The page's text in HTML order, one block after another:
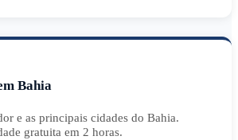
Bahia
e as principais cidades do Bahia.
gratuita em 2 horas.